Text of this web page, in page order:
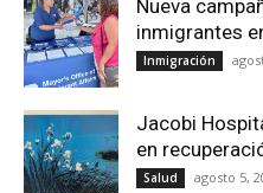
Nueva
inmigrantes
Inmigración
Jacobi
en
Salud agosto 5,